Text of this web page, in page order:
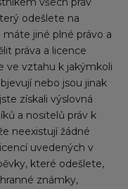
odešlete na
máte jiné plné právo a
práva a licence
ve vztahu k jakýmkoli
nebo jsou jinak
získali výslovná
a nositelů práv k
neexistují žádné
uvedených v
které odešlete,
známky,